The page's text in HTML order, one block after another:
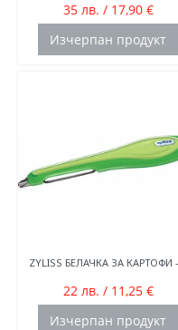
35 лв. / 17,90 €
Изчерпан продукт
ZYLISS БЕЛАЧКА ЗА КАРТОФИ
22 лв. / 11,25 €
Изчерпан продукт